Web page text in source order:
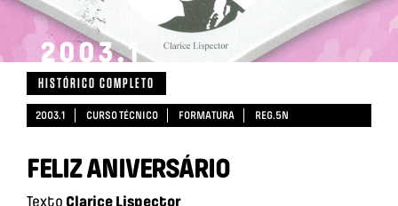
2003.1
HISTÓRICO COMPLETO
2003.1 CURSO TÉCNICO FORMATURA REG.5N
FELIZ ANIVERSÁRIO
Texto Clarice Lispector